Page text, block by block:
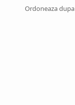
Ordoneaza dupa